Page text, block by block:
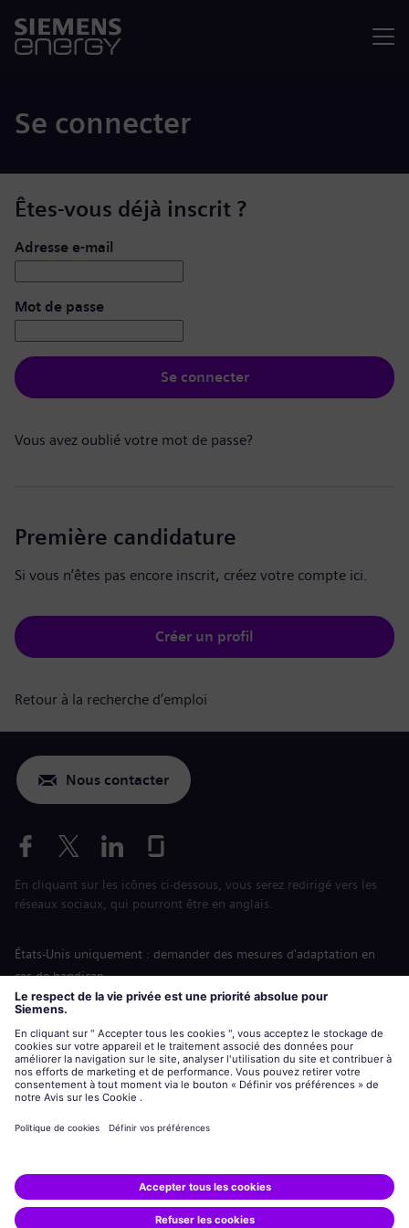
Se connecter
Êtes-vous déjà inscrit ?
Se connecter : nom d’utilisateur et mot de passe
Adresse e-mail
Mot de passe
Se connecter
Vous avez oublié votre mot de passe?
Première candidature
Si vous n’êtes pas encore inscrit, créez votre compte ici.
Créer un profil
Retour à la recherche d’emploi
Nous contacter
En cliquant sur les icônes ci-dessous, vous serez redirigé vers les
réseaux sociaux, qui pourront être en anglais.
États-Unis uniquement : demander des mesures d'adaptation en
cas de handicap
Labor Condition Application (Formulaire sur les conditions
siemens-energy.comSite Internet international
Informations sur l’entreprise
Avis de confidentialité
Siemens Energy est une marque déposée de Siemens AG.